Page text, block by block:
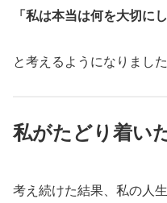
「私は本当は何を大切に
と考えるようになりました
私がたどり着い
考え続けた結果、私の人